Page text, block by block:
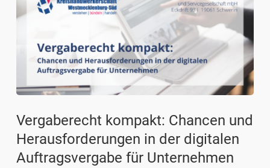
Vergaberecht kompakt: Chancen und
Herausforderungen in der digitalen
Auftragsvergabe für Unternehmen